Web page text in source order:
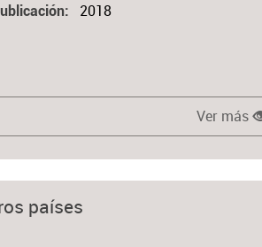
2018
Ver más
países